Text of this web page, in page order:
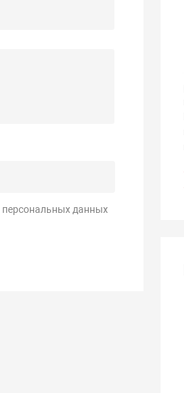
персональных данных